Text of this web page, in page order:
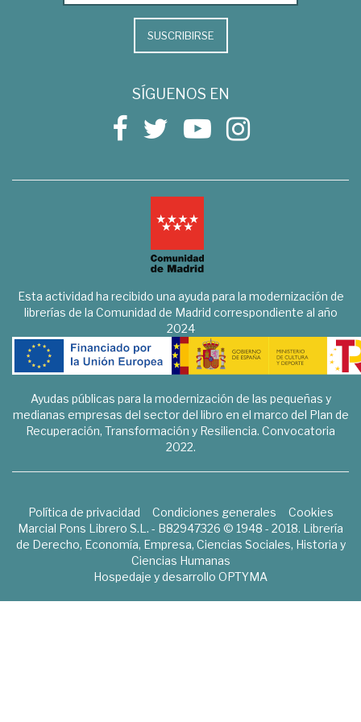
SUSCRIBIRSE
SÍGUENOS EN
Esta actividad ha recibido una ayuda para la modernización de
librerías de la Comunidad de Madrid correspondiente al año
2024
Ayudas públicas para la modernización de las pequeñas y
medianas empresas del sector del libro en el marco del Plan de
Recuperación, Transformación y Resiliencia. Convocatoria
2022.
Política de privacidad Condiciones generales
Cookies
Marcial Pons Librero S.L. - B82947326 © 1948 - 2018. Librería
de Derecho, Economía, Empresa, Ciencias Sociales, Historia y
Ciencias Humanas
Hospedaje y desarrollo OPTYMA